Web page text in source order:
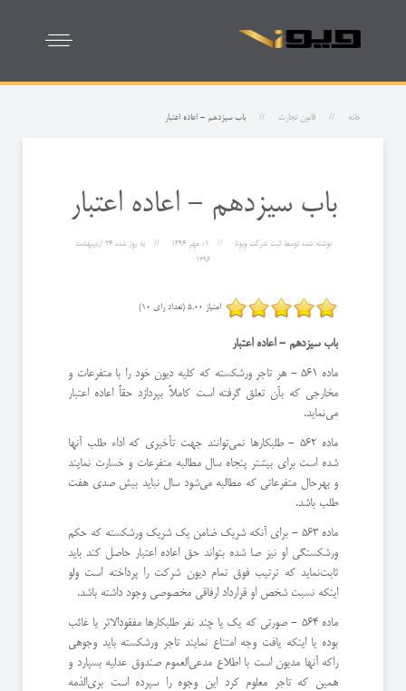
خانه قانون تجارت باب سیزدهم - اعاده اعتبار
باب سیزدهم - اعاده اعتبار
نوشته شده توسطثبت شرکت ویونا 01 مهر 1394 به روز شده
24 ارديبهشت
1396
امتیاز 5.00 (تعداد رای 10)
باب سیزدهم - اعاده اعتبار
ماده 561 - هر تاجر ورشكسته كه كلیه دیون خود را با متفرعات و
مخارجی كه بآن تعلق گرفته است كاملاً بپردازد حقاً اعاده اعتبار
می‌نماید.
ماده 562 - طلبكارها نمی‌توانند جهت تأخیری كه اداء طلب آنها
شده است برای بیشتر پنجاه سال مطالبه متفرعات و خسارت نمایند
و بهر‌حال متفرعاتی كه مطالبه می‌شود سال نباید بیش صدی هفت
طلب باشد.
ماده 563 - برای آنكه شریك ضامن یك شریك ورشكسته كه حكم
ورشكستگی او نیز صا شده بتواند حق اعاده اعتبار حاصل كند باید
ثابت‌نماید كه ترتیب فوق تمام دیون شركت را پرداخته است ولو
اینكه نسبت شخص او قرارداد ارفاقی مخصوصی وجود داشته باشد.
ماده 564 - صورتی كه یك یا چند نفر طلبكارها مفقودالاثر یا غائب
بوده یا اینكه یافت وجه امتناع نمایند تاجر ورشكسته باید وجوهی
را‌كه آنها مدیون است با اطلاع مدعی‌العموم صندوق عدلیه بسپارد و
همین كه تاجر معلوم كرد این وجوه را سپرده است بری‌الذمه